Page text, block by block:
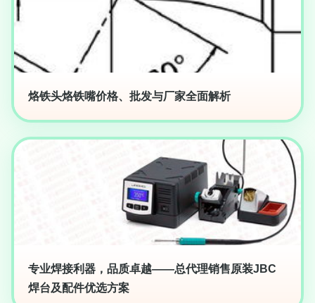
烙铁头烙铁嘴价格、批发与厂家全面解析
专业焊接利器，品质卓越——总代理销售原装JBC
焊台及配件优选方案